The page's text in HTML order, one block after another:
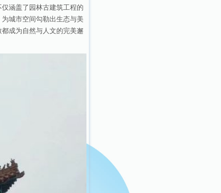
涵盖了园林古建筑工程的
城市空间勾勒出生态与美
成为自然与人文的完美邂